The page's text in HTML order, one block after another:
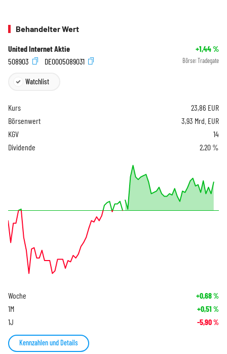
Behandelter Wert
United Internet Aktie +1,44%
508903
DE0005089031 Börse: Tradegate
Watchlist
Kurs 23,86 EUR
Börsenwert
3,93 Mrd. EUR
KGV
14
Dividende
2,20 %
Woche +0,68%
1M +0,51 %
1J -5,90%
Kennzahlen und Details